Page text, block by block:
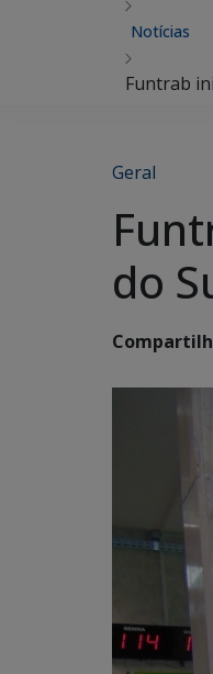
Notícias
Funtrab
Geral
do